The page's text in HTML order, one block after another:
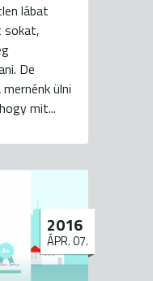
lábat
sokat,
De
ülni
mit...
2016
ÁPR. 07.